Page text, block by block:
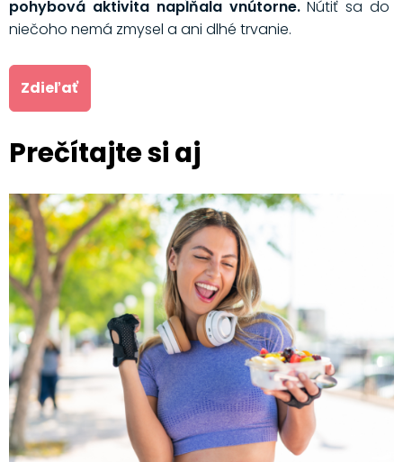
pohybová aktivita napĺňala vnútorne.Nútiť sa do
niečoho nemá zmysel a ani dlhé trvanie.
Zdieľať
Prečítajte si aj